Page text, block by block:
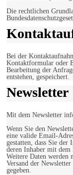
Die rechtlichen
Bei der
Kontaktformular oder
Bearbeitung der
entstehen, gespeichert.
Newsletter
Mit dem Newsletter
Wenn Sie den
eine valide Email-
gestatten, dass Sie der
deren Inhaber mit dem
Weitere Daten werden
Versand der
gegeben.